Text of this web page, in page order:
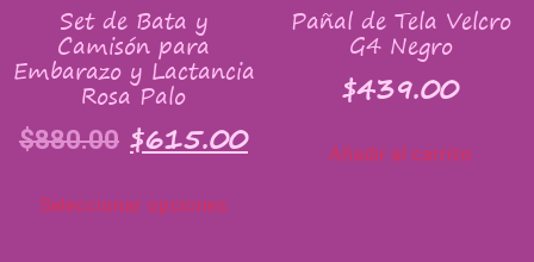
Set de Bata y
Camisón para
Embarazo y Lactancia
Rosa Palo
$880.00 $615.00
Seleccionar opciones
Pañal de Tela Velcro
G4 Negro
$439.00
Añadir al carrito